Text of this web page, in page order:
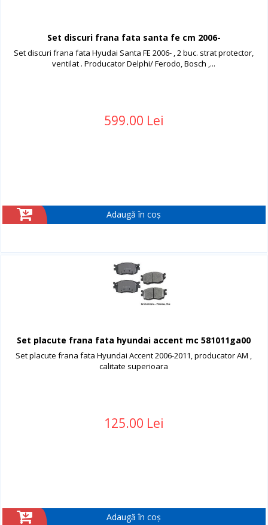
Set discuri frana fata santa fe cm 2006-
Set discuri frana fata Hyudai Santa FE 2006- , 2 buc. strat protector,
ventilat . Producator Delphi/ Ferodo, Bosch ,...
599.00 Lei
Adaugă în coș
Set placute frana fata hyundai accent mc 581011ga00
Set placute frana fata Hyundai Accent 2006-2011, producator AM ,
calitate superioara
125.00 Lei
Adaugă în coș